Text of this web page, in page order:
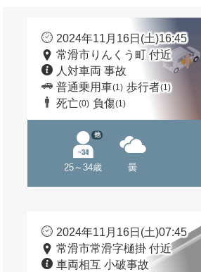
2024年11月16日(土)16:45
常滑市りんくう町 付近
人対車両 事故
普通乗用車(1) 歩行者(1)
死亡(0) 負傷(1)
25～34歳
他
曇
2024年11月16日(土)07:45
常滑市常滑字樋掛 付近
車両相互 小破事故